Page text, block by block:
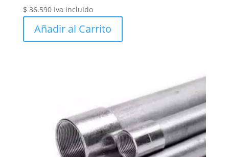
$ 36.590 Iva incluido
Añadir al Carrito